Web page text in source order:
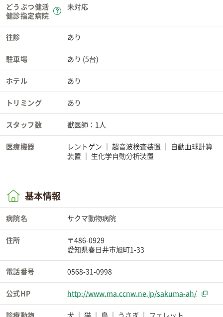
どうぶつ健活
健診指定病院
未対応
往診 あり
駐車場 あり (5台)
ホテル あり
トリミング あり
スタッフ数 獣医師：1人
医療機器 レントゲン 超音波検査装置
自動血球計算
装置
生化学自動分析装置
基本情報
病院名 サクマ動物病院
住所
〒486-0929
愛知県春日井市旭町1-33
電話番号 0568-31-0998
公式HP http://www.ma.ccnw.ne.jp/sakuma-ah/